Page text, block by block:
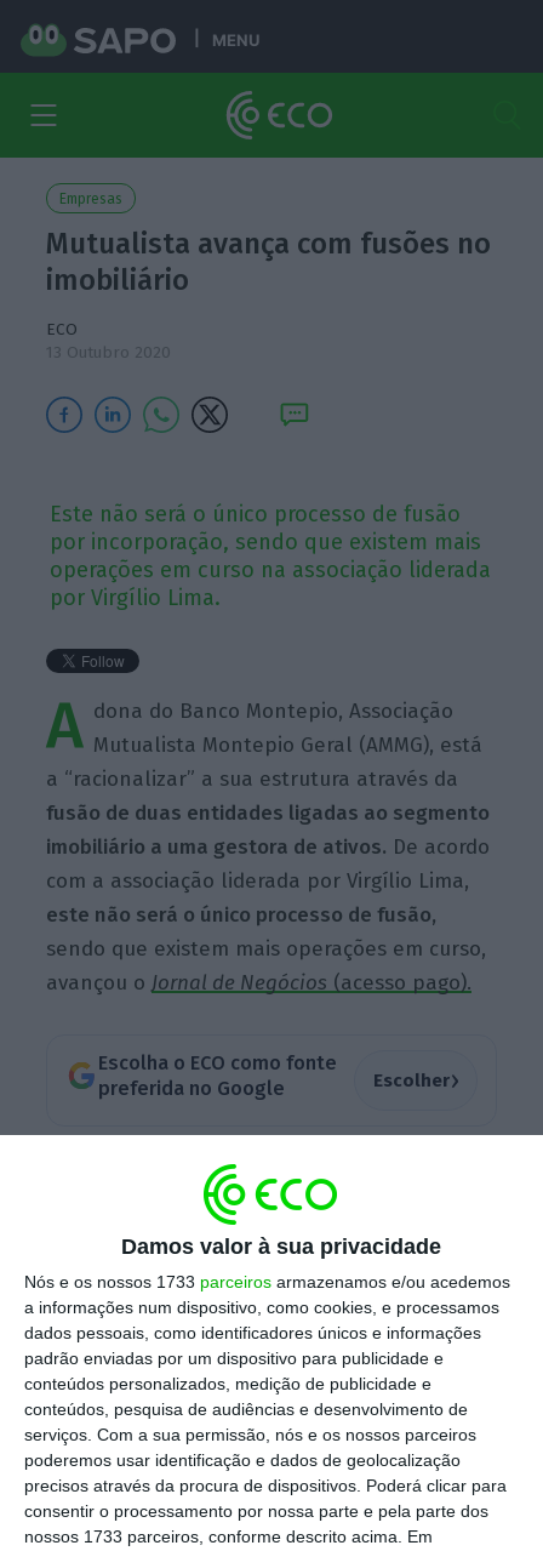
Damos valor à sua privacidade
Nós e os nossos 1733 parceiros armazenamos e/ou acedemos
a informações num dispositivo, como cookies, e processamos
dados pessoais, como identificadores únicos e informações
padrão enviadas por um dispositivo para publicidade e
conteúdos personalizados, medição de publicidade e
conteúdos, pesquisa de audiências e desenvolvimento de
serviços. Com a sua permissão, nós e os nossos parceiros
poderemos usar identificação e dados de geolocalização
precisos através da procura de dispositivos. Poderá clicar para
consentir o processamento por nossa parte e pela parte dos
nossos 1733 parceiros, conforme descrito acima. Em
MENU
Empresas
Mutualista avança com fusões no
imobiliário
ECO
13 Outubro 2020
Este não será o único processo de fusão
por incorporação, sendo que existem mais
operações em curso na associação liderada
por Virgílio Lima.
A dona do Banco Montepio, Associação
Mutualista Montepio Geral (AMMG), está
a “racionalizar” a sua estrutura através da
fusão de duas entidades ligadas ao segmento
imobiliário a uma gestora de ativos. De acordo
com a associação liderada por Virgílio Lima,
este não será o único processo de fusão,
sendo que existem mais operações em curso,
avançou o Jornal de Negócios (acesso pago).
Escolha o ECO como fonte
preferida no Google
Escolher›
A Montepio Imóveis e a Germont são as duas
sociedades que vão agora ser incorporadas
na Bolsimo – Gestão de Ativos. “
O objetivo é
integrando empresas que têm o mesmo objeto
social”, explica fonte oficial da associação
liderada por Virgílio Lima aoNegócios.
Segundo fonte oficial da mutualista, a
operação já está fechada.
Apoio público à mutualista Montepio? “Não faz